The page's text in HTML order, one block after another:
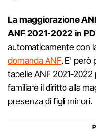
La maggiorazione
ANF 2021-2022 in
automaticamente con
domanda ANF. E' però
tabelle ANF 2021-
familiare il diritto alla
presenza di figli minori.